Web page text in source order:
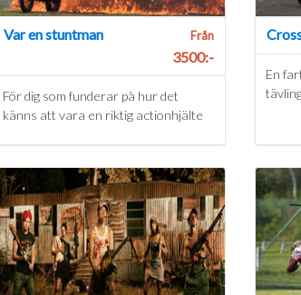
Var en stuntman Från
3500:-
För dig som funderar på hur det
känns att vara en riktig actionhjälte
En